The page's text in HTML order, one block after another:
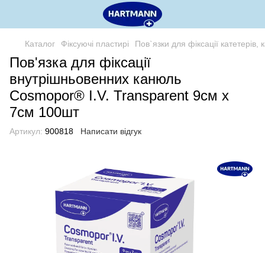
Каталог Фіксуючі пластирі Пов`язки для фіксації катетерів,
Пов'язка для фіксації
внутрішньовенних канюль
Cosmopor® I.V. Transparent 9см x
7см 100шт
Артикул: 900818 Написати відгук